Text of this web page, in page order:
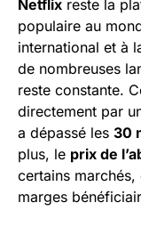
Netflix reste la
populaire au
international et à
de nombreuses
reste constante.
directement par
a dépassé les 30
plus, le prix de
certains marchés,
marges